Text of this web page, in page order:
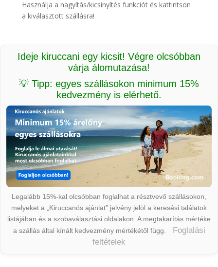
Használja a nagyítás/kicsinyítés funkciót és kattintson
a kiválasztott szállásra!
Ideje kiruccani egy kicsit! Végre olcsóbban
várja álomutazása!
💡 Tipp: egyes szállásokon minimum 15%
kedvezmény is elérhető.
Legalább 15%-kal olcsóbban foglalhat a résztvevő szállásokon,
melyeket a „Kiruccanós ajánlat” jelvény jelöl a keresési találatok
listájában és a szobaválasztási oldalakon. A megtakarítás mértéke
a szállás által kínált kedvezmény mértékétől függ.
Foglalási
feltételek